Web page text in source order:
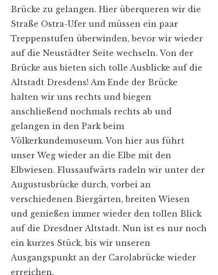
Brücke zu gelangen. Hier überqueren wir die
Straße Ostra-Ufer und müssen ein paar
Treppenstufen überwinden, bevor wir wieder
auf die Neustädter Seite wechseln. Von der
Brücke aus bieten sich tolle Ausblicke auf die
Altstadt Dresdens! Am Ende der Brücke
halten wir uns rechts und biegen
anschließend nochmals rechts ab und
gelangen in den Park beim
Völkerkundemuseum. Von hier aus führt
unser Weg wieder an die Elbe mit den
Elbwiesen. Flussaufwärts radeln wir unter der
Augustusbrücke durch, vorbei an
verschiedenen Biergärten, breiten Wiesen
und genießen immer wieder den tollen Blick
auf die Dresdner Altstadt. Nun ist es nur noch
ein kurzes Stück, bis wir unseren
Ausgangspunkt an der Carolabrücke wieder
erreichen.